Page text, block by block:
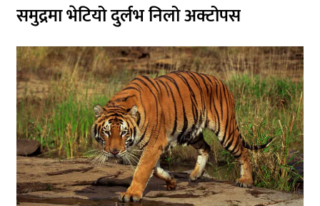
समुद्रमा भेटियो दुर्लभ निलो अक्टोपस